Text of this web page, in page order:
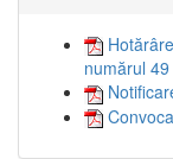
numărul